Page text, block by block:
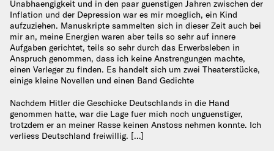
Unabhaengigkeit und in den paar guenstigen Jahren zwischen der
Inflation und der Depression war es mir moeglich, ein Kind
aufzuziehen. Manuskripte sammelten sich in dieser Zeit auch bei
mir an, meine Energien waren aber teils so sehr auf innere
Aufgaben gerichtet, teils so sehr durch das Erwerbsleben in
Anspruch genommen, dass ich keine Anstrengungen machte,
einen Verleger zu finden. Es handelt sich um zwei Theaterstücke,
einige kleine Novellen und einen Band Gedichte
Nachdem Hitler die Geschicke Deutschlands in die Hand
genommen hatte, war die Lage fuer mich noch unguenstiger,
trotzdem er an meiner Rasse keinen Anstoss nehmen konnte. Ich
verliess Deutschland freiwillig. […]